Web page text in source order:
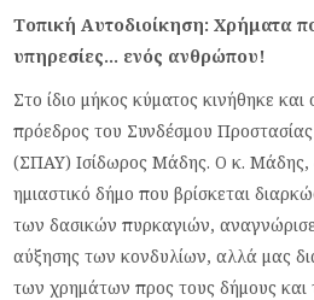
Τοπική Αυτοδιοίκηση: Χρήματα
υπηρεσίες… ενός ανθρώπου!
Στο ίδιο μήκος κύματος κινήθηκε
πρόεδρος του Συνδέσμου
(ΣΠΑΥ) Ισίδωρος Μάδης. Ο κ. Μάδης,
ημιαστικό δήμο που βρίσκεται
των δασικών πυρκαγιών, αναγνώρισε
αύξησης των κονδυλίων, αλλά μας
των χρημάτων προς τους δήμους και